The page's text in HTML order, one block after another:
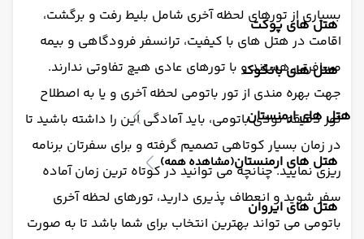
هتل های پوکت
هتل های بانکوک
هتل های ارمنستان
هتل های ارمنستان(مشاهده همه)
هتل های ایروان
بسیاری از تورهای لحظه آخری شامل بلیط رفت و برگشت،
اقامت در هتل های با کیفیت، ترانسفر فرودگاهی و بیمه
مسافرتی هستند و با تورهای عادی هیچ تفاوتی ندارند.
جهت بهره مندی از تور باتومی لحظه آخری و یا به اصطلاح
تور دقیقه نودی باتومی، باید آمادگی این را داشته باشید تا
در زمان بسیار کوتاهی تصمیم گرفته و برای سفرتان برنامه
ریزی نمایید. چنانچه می توانید در کوتاه ترین زمان آماده
سفر شوید و انعطاف پذیری دارید، تورهای لحظه آخری
باتومی می تواند بهترین انتخاب برای شما باشد تا به صورت